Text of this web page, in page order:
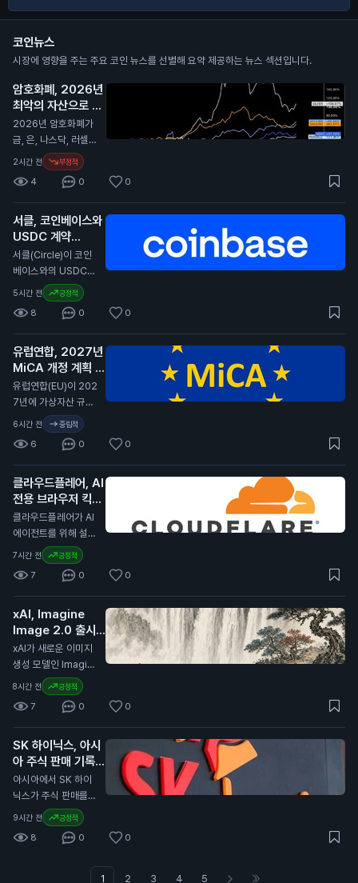
코인뉴스
시장에 영향을 주는 주요 코인 뉴스를 선별해 요약 제공하는 뉴스 섹션입니다.
암호화폐, 2026년
최악의 자산으로 평
가
N
2026년 암호화폐가
금, 은, 나스닥, 러셀 2
000과 비교해 최악
의 성과를 보였습니
다. 이 보고서는 암호
화폐가 다른 자산에
비해 큰 손실을 겪었
다고 전합니다. 특히,
경제 상황이 어려워지
면서 암호화폐의 투자
매력이 줄어들고 있습
니다. 전문가들은 암
호화폐의 변동성이 커
진 이유로 경제 불안
정을 지적하고 있습니
다. 일반 투자자에게
이 소식은 암호화폐
투자에 대한 신뢰가
미합니다. 이는 향후
암호화폐 가격에 부정
있습니다.
2시간 전 부정적
4 0 0
서클, 코인베이스와
USDC 계약
2029년까지 연장
N
서클(Circle)이 코인
베이스와의 USDC
스테이블코인 계약을
2029년까지 연장했
습니다. 이번 계약 연
장은 서클이 코인베이
스 플랫폼에서 USD
C의 중심 역할을 계속
유지할 수 있게 합니
다. 서클은 분기 배당
금을 포기하고, 제품
개발과 성장 기회에
재투자하기로 결정했
습니다. 서클은 지난
분기 동안 7억 1천만
달러(약 9천 5백억
원)의 수익을 기록했
습니다. 이는 전년 대
니다. USDC의 유통
량은 전년 대비 19%
러(약 99조 원)에 달
했습니다. 코인베이스
는 이 유통량의 약 3
0%를 보유하고 있습
니다. 이번 계약 연장
은 일반 투자자에게
중요한 의미를 가집니
는 만큼, 향후 USDC
의 안정성과 유통량
증가가 기대됩니다.
이는 투자자들의 자산
가치에도 긍정적인 영
향을 미칠 수 있습니
5시간 전 긍정적
8 0 0
유럽연합, 2027년
MiCA 개정 계획 발
표
N
유럽연합(EU)이 202
7년에 가상자산 규제
법안인 MiCA(가상자
산 시장 규제)를 개정
할 계획이라고 발표했
습니다. 이 개정안은
비EU 국가의 가상자
산 발행자, 스테이블
코인, 토큰화된 결제
방식을 다룰 예정입니
다. MiCA는 유럽 내
가상자산 시장의 규제
를 강화하기 위해 제
정된 법안입니다. 이
번 개정은 글로벌 가
상자산 시장의 변화에
대응하기 위한 것으
로, 특히 유럽 외부의
발행자와 관련된 규제
를 포함합니다. 이는
유럽 내 가상자산 사
높이기 위한 노력으로
해석됩니다. 이번 발
표는 일반 투자자에게
중요합니다. 유럽의
규제가 강화되면 스테
이블코인과 같은 가상
자산의 사용에 영향을
라서 투자자들은 이러
6시간 전 중립적
6 0 0
클라우드플레어, AI
전용 브라우저 킥서
프 출시
N
클라우드플레어가 AI
에이전트를 위해 설계
된 브라우저 킥서프(K
itesurf)를 출시했습
니다. 이 브라우저는
클라우드플레어의 서
버리스 플랫폼인 워커
스(Workers) 위에서
작동합니다. 킥서프는
현재 베타 버전으로
무료로 제공됩니다.
클라우드플레어는 킥
서프를 단 12주 만에
개발했습니다. 이 브
라우저는 AI 에이전트
가 웹을 더 효율적으
로 탐색하도록 돕습니
다. 기존의 크롬 브라
파워를 사용하여 비용
을 절감할 수 있습니
프를 사용해 웹사이트
7시간 전 긍정적
7 0 0
xAI, Imagine
Image 2.0 출시
발표
N
xAI가 새로운 이미지
생성 모델인 Imagin
e Image 2.0을 출시
했습니다. 이 모델은
Grok 웹사이트와 iO
S 및 Android 앱에서
사용할 수 있습니다.
사용자는 보다 정밀한
이미지 편집과 템플릿
기능을 이용할 수 있
습니다. Imagine Im
age 2.0은 디자인,
사진, 일러스트레이션
8시간 전 긍정적
7 0 0
SK 하이닉스, 아시
아 주식 판매 기록
경신 주도
N
아시아에서 SK 하이
닉스가 주식 판매를
이끌며 7월에 830억
달러(약 11조 1,000억
원) 이상의 자금을 모
9시간 전 긍정적
8 0 0
1 2 3 4 5